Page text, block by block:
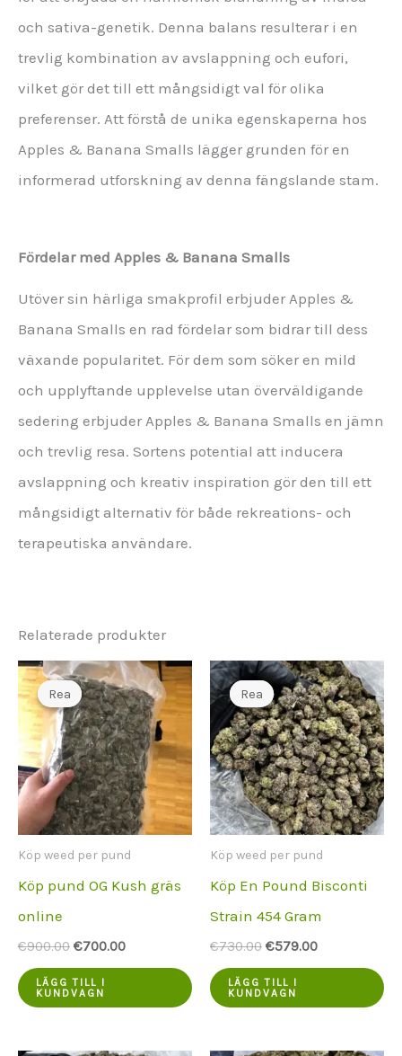
och sativa-genetik. Denna balans resulterar i en
trevlig kombination av avslappning och eufori,
vilket gör det till ett mångsidigt val för olika
preferenser. Att förstå de unika egenskaperna hos
Apples & Banana Smalls lägger grunden för en
informerad utforskning av denna fängslande stam.
Fördelar med Apples & Banana Smalls
Utöver sin härliga smakprofil erbjuder Apples &
Banana Smalls en rad fördelar som bidrar till dess
växande popularitet. För dem som söker en mild
och upplyftande upplevelse utan överväldigande
sedering erbjuder Apples & Banana Smalls en jämn
och trevlig resa. Sortens potential att inducera
avslappning och kreativ inspiration gör den till ett
mångsidigt alternativ för både rekreations- och
terapeutiska användare.
Relaterade produkter
Rea
Rea
Köp weed per pund
Köp pund OG Kush gräs
online
€900.00 Ursprungspriset
€900.00.
€700.00Aktuellt
LÄGG TILL I
KUNDVAGN
Rea
Rea
Köp weed per pund
Köp En Pound Bisconti
Strain 454 Gram
€730.00 Ursprungspriset
€730.00.
€579.00Aktuellt
LÄGG TILL I
KUNDVAGN